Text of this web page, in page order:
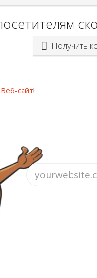
Получить
сайт!